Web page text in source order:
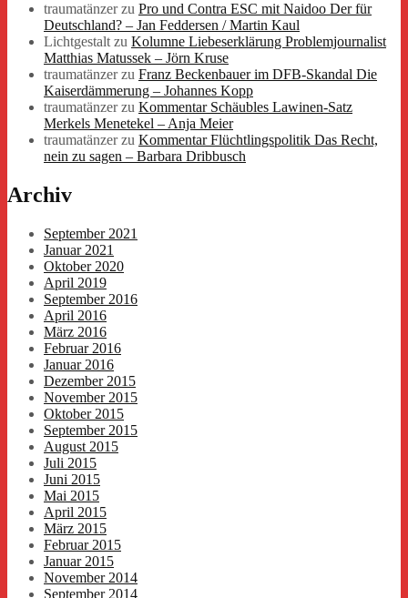
traumatänzerzu Pro und Contra ESC mit Naidoo Der für
Deutschland? – Jan Feddersen / Martin Kaul
Lichtgestaltzu Kolumne Liebeserklärung Problemjournalist
Matthias Matussek – Jörn Kruse
traumatänzerzu Franz Beckenbauer im DFB-Skandal Die
Kaiserdämmerung – Johannes Kopp
traumatänzerzu Kommentar Schäubles Lawinen-Satz
Merkels Menetekel – Anja Meier
traumatänzerzu Kommentar Flüchtlingspolitik Das Recht,
nein zu sagen – Barbara Dribbusch
Archiv
September 2021
Januar 2021
Oktober 2020
April 2019
September 2016
April 2016
März 2016
Februar 2016
Januar 2016
Dezember 2015
November 2015
Oktober 2015
September 2015
August 2015
Juli 2015
Juni 2015
Mai 2015
April 2015
März 2015
Februar 2015
Januar 2015
November 2014
September 2014